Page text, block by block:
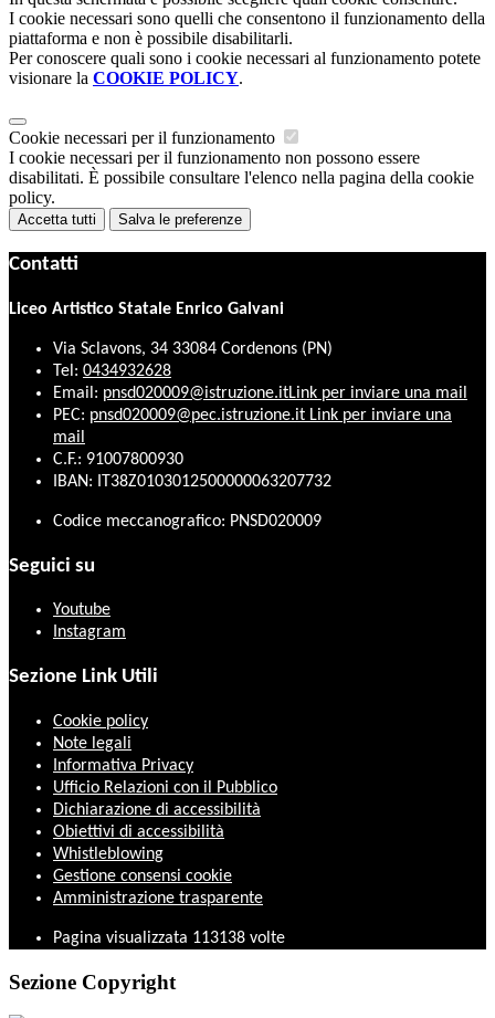
I cookie necessari sono quelli che consentono il funzionamento della
piattaforma e non è possibile disabilitarli.
Per conoscere quali sono i cookie necessari al funzionamento potete
visionare la COOKIE POLICY.
Cookie necessari per il funzionamento
I cookie necessari per il funzionamento non possono essere
disabilitati. È possibile consultare l'elenco nella pagina della cookie
policy.
Accetta tutti Salva le preferenze
Contatti
Liceo Artistico Statale Enrico Galvani
Via Sclavons, 34 33084 Cordenons (PN)
Tel: 0434932628
Email: pnsd020009@istruzione.itLink per inviare una mail
PEC: pnsd020009@pec.istruzione.it Link per inviare una
mail
C.F.: 91007800930
IBAN: IT38Z0103012500000063207732
Codice meccanografico: PNSD020009
Seguici su
Youtube
Instagram
Sezione Link Utili
Cookie policy
Note legali
Informativa Privacy
Ufficio Relazioni con il Pubblico
Dichiarazione di accessibilità
Obiettivi di accessibilità
Whistleblowing
Gestione consensi cookie
Amministrazione trasparente
Pagina visualizzata 113138 volte
Sezione Copyright